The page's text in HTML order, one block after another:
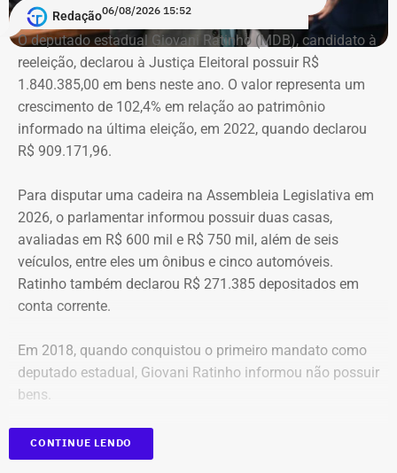
Redação06/08/2026 15:52
O deputado estadual Giovani Ratinho (MDB), candidato à
reeleição, declarou à Justiça Eleitoral possuir R$
1.840.385,00 em bens neste ano. O valor representa um
crescimento de 102,4% em relação ao patrimônio
informado na última eleição, em 2022, quando declarou
R$ 909.171,96.
Para disputar uma cadeira na Assembleia Legislativa em
2026, o parlamentar informou possuir duas casas,
avaliadas em R$ 600 mil e R$ 750 mil, além de seis
veículos, entre eles um ônibus e cinco automóveis.
Ratinho também declarou R$ 271.385 depositados em
conta corrente.
Em 2018, quando conquistou o primeiro mandato como
deputado estadual, Giovani Ratinho informou não possuir
bens.
CONTINUE LENDO